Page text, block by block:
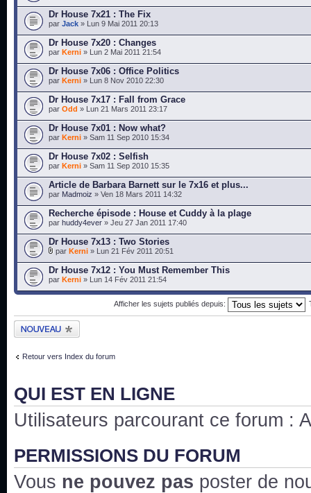
Dr House 7x21 : The Fix
par Jack » Lun 9 Mai 2011 20:13
Dr House 7x20 : Changes
par Kerni » Lun 2 Mai 2011 21:54
Dr House 7x06 : Office Politics
par Kerni » Lun 8 Nov 2010 22:30
Dr House 7x17 : Fall from Grace
par Odd » Lun 21 Mars 2011 23:17
Dr House 7x01 : Now what?
par Kerni » Sam 11 Sep 2010 15:34
Dr House 7x02 : Selfish
par Kerni » Sam 11 Sep 2010 15:35
Article de Barbara Barnett sur le 7x16 et plus...
par Madmoiz » Ven 18 Mars 2011 14:32
Recherche épisode : House et Cuddy à la plage
par huddy4ever » Jeu 27 Jan 2011 17:40
Dr House 7x13 : Two Stories
par Kerni » Lun 21 Fév 2011 20:51
Dr House 7x12 : You Must Remember This
par Kerni » Lun 14 Fév 2011 21:54
Afficher les sujets publiés depuis:
Publier un nouveau
sujet
Retour vers Index du forum
QUI EST EN LIGNE
Utilisateurs parcourant ce forum :
PERMISSIONS DU FORUM
Vous ne pouvez pas poster de